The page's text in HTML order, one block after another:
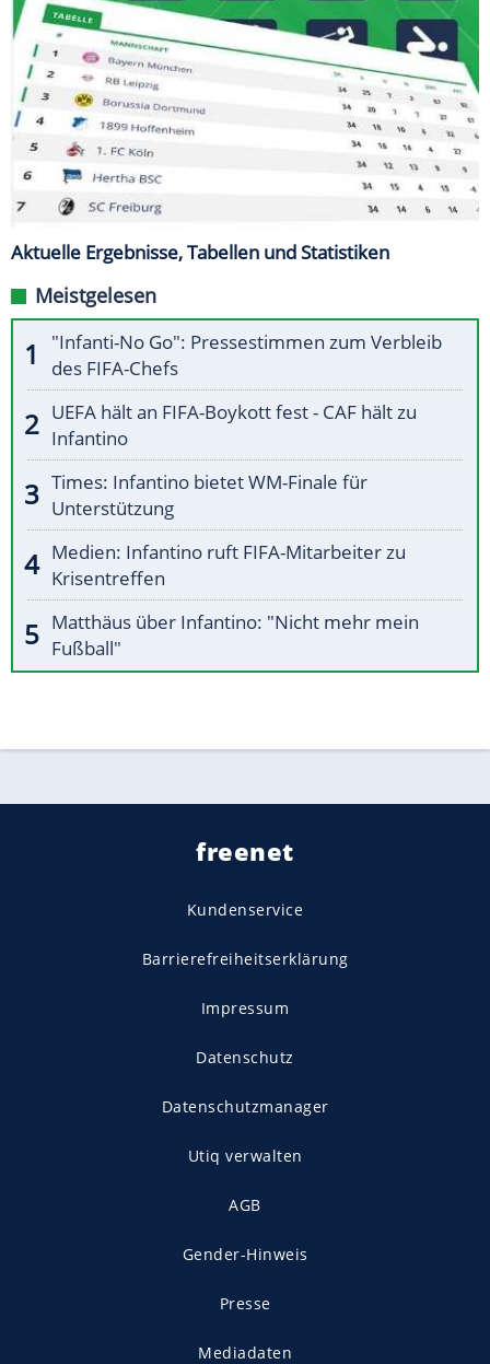
Aktuelle Ergebnisse, Tabellen und Statistiken
Meistgelesen
"Infanti-No Go": Pressestimmen zum Verbleib
des FIFA-Chefs
UEFA hält an FIFA-Boykott fest - CAF hält zu
Infantino
Times: Infantino bietet WM-Finale für
Unterstützung
Medien: Infantino ruft FIFA-Mitarbeiter zu
Krisentreffen
Matthäus über Infantino: "Nicht mehr mein
Fußball"
freenet
Kundenservice
Barrierefreiheitserklärung
Impressum
Datenschutz
Datenschutzmanager
Utiq verwalten
AGB
Gender-Hinweis
Presse
Mediadaten